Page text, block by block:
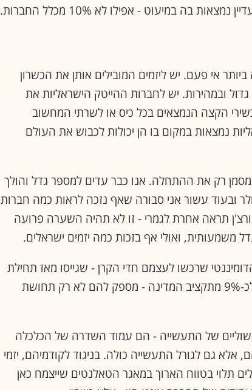
במיעוט - אפילו לא 10% מכלל החברות.
אי פעם. יש ליזמים המובילים אותן את הכשרון
גדול ובמהירות. יש לחברות ההייטק הישראליות את
הקצה הנמצאים בכל כיס או לשרתי המחשוב
נמצאות במקום בו הן יכולות לכבוש את העולם
חדי הקרן הפעילים בישראל - 52 כיום - מסמן רק את ההתחלה. אנו כבר עדים למספר גדל והולך
שחוצות את רף 10 מיליארד הדולר ובעוד עשור אני סבורה שאף נזכה לראות כמה חברות
גם רשימת פורצ'ן תראה אחרת לגמרי - זו לא תהיה השערה פרועה
משמעותית, ואולי אף בזכות כמה יזמים ישראלים.
שרכשו לעצמם חדי הקרן - שגייסו מאז תחילת
השנה סכום מצרפי של 12 מיליארד דולר, המשתווה לכ-9% מתקציב המדינה - מספק להם לא רק תחושת
של התעשייה - הם עמוד השדרה של הכלכלה
גם לגורל התעשייה כולה. בניגוד לקודמיהם, יזמי
תלוי בטווח הארוך במאגר הטאלנטים שייצמח כאן